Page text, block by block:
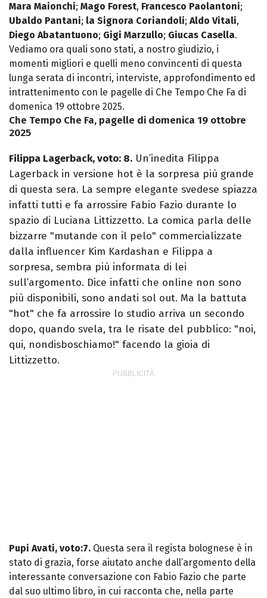
Mara Maionchi; Mago Forest, Francesco Paolantoni;
Ubaldo Pantani; la Signora Coriandoli; Aldo Vitali,
Diego Abatantuono; Gigi Marzullo; Giucas Casella.
Vediamo ora quali sono stati, a nostro giudizio, i
momenti migliori e quelli meno convincenti di questa
lunga serata di incontri, interviste, approfondimento ed
intrattenimento con le pagelle di Che Tempo Che Fa di
domenica 19 ottobre 2025.
Che Tempo Che Fa, pagelle di domenica 19 ottobre
2025
Filippa Lagerback, voto: 8. Un’inedita Filippa
Lagerback in versione hot è la sorpresa più grande
di questa sera. La sempre elegante svedese spiazza
infatti tutti e fa arrossire Fabio Fazio durante lo
spazio di Luciana Littizzetto. La comica parla delle
bizzarre "mutande con il pelo" commercializzate
dalla influencer Kim Kardashan e Filippa a
sorpresa, sembra più informata di lei
sull’argomento. Dice infatti che online non sono
più disponibili, sono andati sol out. Ma la battuta
"hot" che fa arrossire lo studio arriva un secondo
dopo, quando svela, tra le risate del pubblico: "noi,
qui, nondisboschiamo!" facendo la gioia di
Littizzetto.
Pupi Avati, voto:7. Questa sera il regista bolognese è in
stato di grazia, forse aiutato anche dall’argomento della
interessante conversazione con Fabio Fazio che parte
dal suo ultimo libro, in cui racconta che, nella parte